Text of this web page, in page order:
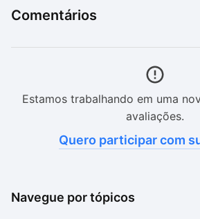
Comentários
Estamos trabalhando em uma
avaliações.
Quero participar com
Navegue por tópicos